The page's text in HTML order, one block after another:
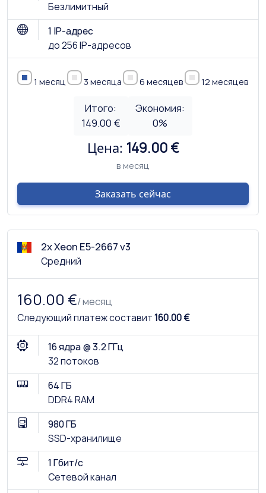
Безлимитный
1 IP-адрес
до 256 IP-адресов
1 месяц 3 месяца 6 месяцев 12 месяцев
Итого:
149.00 €
Экономия:
0%
Цена: 149.00 €
в месяц
Заказать сейчас
2x Xeon E5-2667 v3
Средний
160.00 €/ месяц
Следующий платеж составит160.00 €
16 ядра @ 3.2 ГГц
32 потоков
64 ГБ
DDR4 RAM
980 ГБ
SSD-хранилище
1 Гбит/с
Сетевой канал